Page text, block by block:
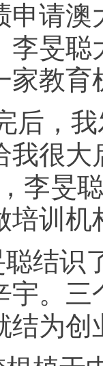
申请
李旻
家教
后，
我很
李旻
培训机
结识
宇。
结为创